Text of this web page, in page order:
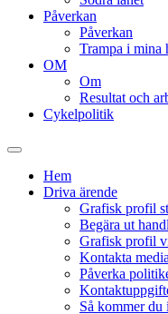
Påverkan
Påverkan
Trampa i mina
OM
Om
Resultat och
Cykelpolitik
Slå
sökfältHem
Driva ärende
Grafisk profil
Begära ut
Grafisk profil
Kontakta media
Påverka
Så kommer du